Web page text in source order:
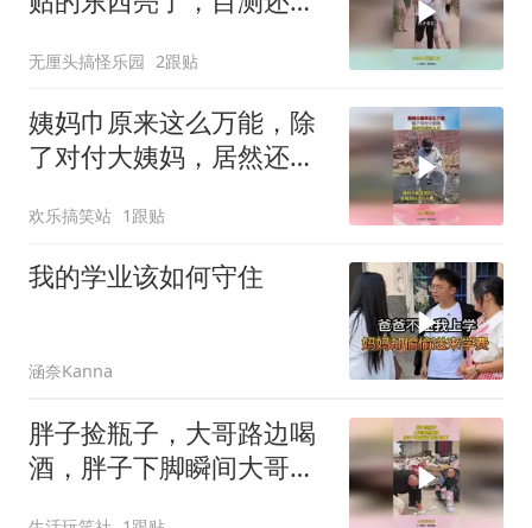
无厘头搞怪乐园 2跟贴
姨妈巾原来这么万能，除
了对付大姨妈，居然还能
欢乐搞笑站 1跟贴
我的学业该如何守住
涵奈Kanna
胖子捡瓶子，大哥路边喝
酒，胖子下脚瞬间大哥天